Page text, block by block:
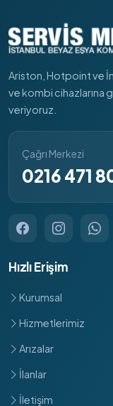
Ariston, Hotpoint ve
ve kombi cihazlarına
veriyoruz.
Çağrı Merkezi
0216 471
Hızlı Erişim
Kurumsal
Hizmetlerimiz
Arızalar
İlanlar
İletişim